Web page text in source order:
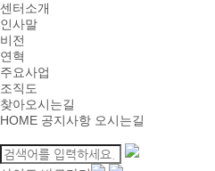
센터소개
인사말
비전
연혁
주요사업
조직도
찾아오시는길
HOME 공지사항 오시는길